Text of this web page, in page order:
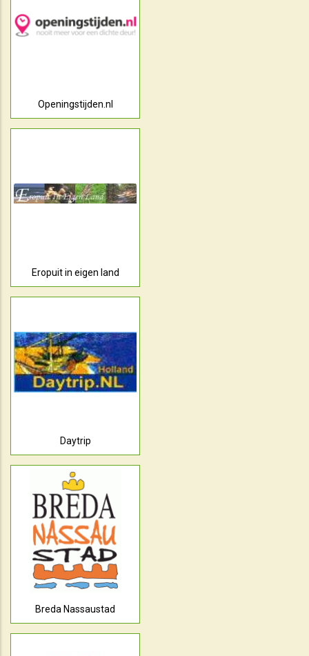
Openingstijden.nl
Eropuit in eigen land
Daytrip
Breda Nassaustad